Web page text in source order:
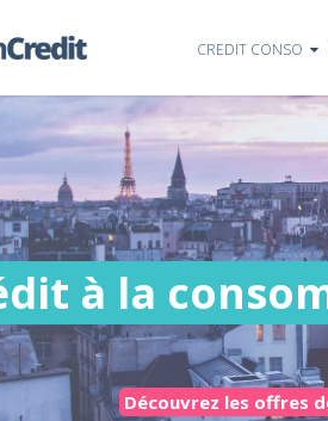
CREDIT CONSO
à la
Découvrez les offres